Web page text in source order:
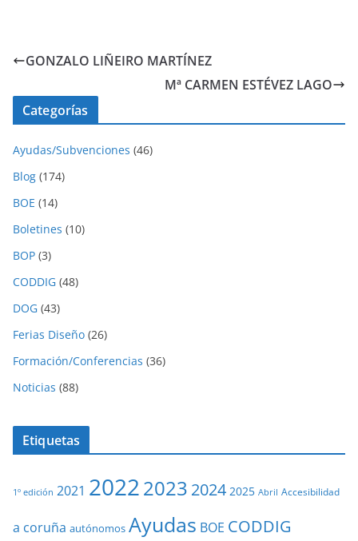
GONZALO LIÑEIRO MARTÍNEZ
Mª CARMEN ESTÉVEZ LAGO
Categorías
Ayudas/Subvenciones (46)
Blog (174)
BOE (14)
Boletines (10)
BOP (3)
CODDIG (48)
DOG (43)
Ferias Diseño (26)
Formación/Conferencias (36)
Noticias (88)
Etiquetas
1º edición 2021 20222023 2024 2025 Abril Accesibilidad
a coruña autónomos Ayudas BOE CODDIG